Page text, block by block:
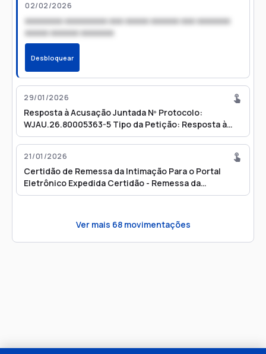
02/02/2026
xxxxxxxx xxxxxxxxx xxx xxxxx xxxxxx xxx xxxxxxx
xxxxx xxxxxx xxxxxxx
Desbloquear
29/01/2026
Resposta à Acusação Juntada Nº Protocolo:
WJAU.26.80005363-5 Tipo da Petição: Resposta à
Acusação Data: 27/01/2026 20:12
21/01/2026
Certidão de Remessa da Intimação Para o Portal
Eletrônico Expedida Certidão - Remessa da
Intimação para o Portal Eletrônico
Ver mais 68movimentações